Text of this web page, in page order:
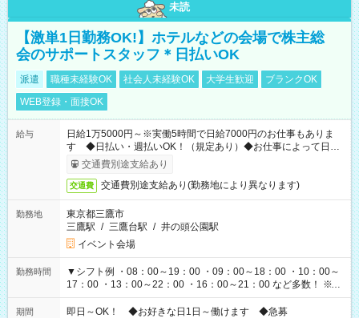
未読
【激単1日勤務OK!】ホテルなどの会場で株主総
会のサポートスタッフ＊日払いOK
派遣 職種未経験OK 社会人未経験OK 大学生歓迎
ブランクOK
WEB登録・面接OK
給与
日給1万5000円～※実働5時間で日給7000円のお仕事もありま
す ◆日払い・週払いOK！（規定あり）◆お仕事によって日給
も異なります
交通費別途支給あり
交通費 交通費別途支給あり(勤務地により異なります)
勤務地
東京都三鷹市
三鷹駅 / 三鷹台駅 / 井の頭公園駅
イベント会場
勤務時間
▼シフト例 ・08：00～19：00 ・09：00～18：00 ・10：00～
17：00 ・13：00～22：00 ・16：00～21：00 など多数！ ※お
仕事により勤務時間が異なります
期間 即日～OK！ ◆お好きな日1日～働けます ◆急募